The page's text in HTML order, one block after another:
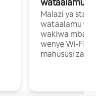
Malazi ya
wataalamu
wakiwa mbali
wenye Wi-Fi
mahususi za